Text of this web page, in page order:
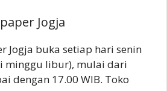
Jogja
Jogja buka setiap hari senin
minggu libur), mulai dari
dengan 17.00 WIB. Toko